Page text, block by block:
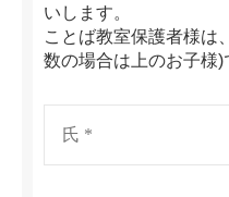
いします。
ことば教室保護者様は
数の場合は上のお子様)